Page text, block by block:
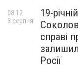
19-
справі
Росії
08:12
3 серпня